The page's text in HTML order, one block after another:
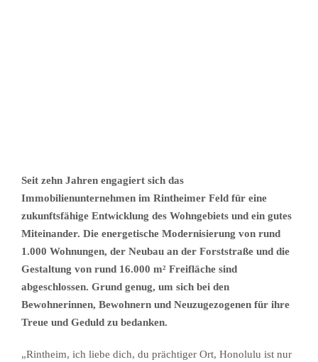
Seit zehn Jahren engagiert sich das
Immobilienunternehmen im Rintheimer Feld für eine
zukunftsfähige Entwicklung des Wohngebiets und ein gutes
Miteinander. Die energetische Modernisierung von rund
1.000 Wohnungen, der Neubau an der Forststraße und die
Gestaltung von rund 16.000 m² Freifläche sind
abgeschlossen. Grund genug, um sich bei den
Bewohnerinnen, Bewohnern und Neuzugezogenen für ihre
Treue und Geduld zu bedanken.
„Rintheim, ich liebe dich, du prächtiger Ort, Honolulu ist nur